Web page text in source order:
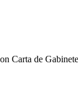
Carta de